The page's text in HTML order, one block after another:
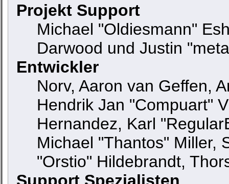
Projekt Support
Michael "Oldiesmann"
Darwood und Justin
Entwickler
Norv, Aaron van Geffen,
Hendrik Jan "Compuart"
Hernandez, Karl
Michael "Thantos" Miller,
"Orstio" Hildebrandt,
Support Spezialisten